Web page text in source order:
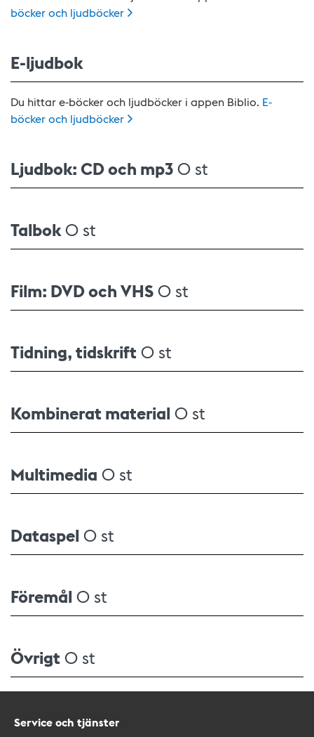
böcker och ljudböcker
E-ljudbok
Du hittar e-böcker och ljudböcker i appen Biblio. E-
böcker och ljudböcker
Ljudbok: CD och mp30 st
Talbok0 st
Film: DVD och VHS0 st
Tidning, tidskrift 0 st
Kombinerat material 0 st
Multimedia 0 st
Dataspel 0 st
Föremål 0 st
Övrigt 0 st
Service och tjänster